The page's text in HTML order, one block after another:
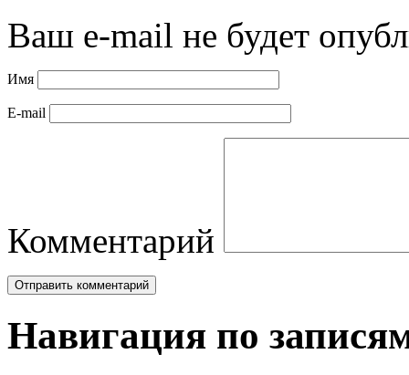
Ваш e-mail не будет
Имя
E-mail
Комментарий
Навигация по